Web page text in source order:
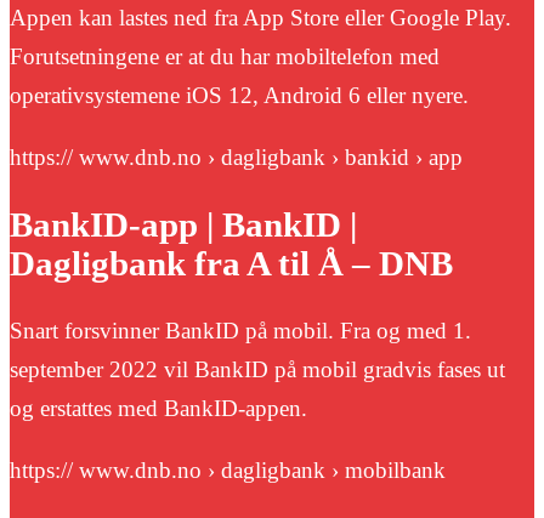
Appen kan lastes ned fra App Store eller Google Play.
Forutsetningene er at du har mobiltelefon med
operativsystemene iOS 12, Android 6 eller nyere.
https:// www.dnb.no › dagligbank › bankid › app
BankID-app | BankID |
Dagligbank fra A til Å – DNB
Snart forsvinner BankID på mobil. Fra og med 1.
september 2022 vil BankID på mobil gradvis fases ut
og erstattes med BankID-appen.
https:// www.dnb.no › dagligbank › mobilbank